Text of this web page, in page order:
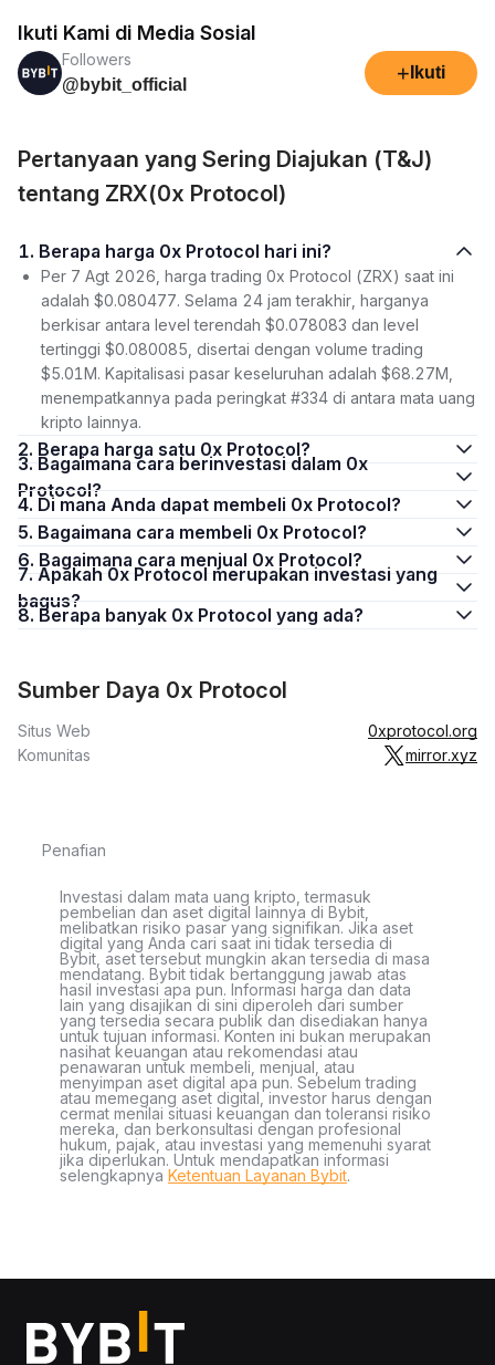
Ikuti Kami di Media Sosial
Followers
@bybit_official
+ Ikuti
Pertanyaan yang Sering Diajukan (T&J)
tentang ZRX(0x Protocol)
1. Berapa harga 0x Protocol hari ini?
Per 7 Agt 2026, harga trading 0x Protocol (ZRX) saat ini
adalah $0.080477. Selama 24 jam terakhir, harganya
berkisar antara level terendah $0.078083 dan level
tertinggi $0.080085, disertai dengan volume trading
$5.01M. Kapitalisasi pasar keseluruhan adalah $68.27M,
menempatkannya pada peringkat #334 di antara mata uang
kripto lainnya.
2. Berapa harga satu 0x Protocol?
3. Bagaimana cara berinvestasi dalam 0x
Protocol?
4. Di mana Anda dapat membeli 0x Protocol?
5. Bagaimana cara membeli 0x Protocol?
6. Bagaimana cara menjual 0x Protocol?
7. Apakah 0x Protocol merupakan investasi yang
bagus?
8. Berapa banyak 0x Protocol yang ada?
Sumber Daya 0x Protocol
Situs Web
0xprotocol.org
Komunitas
mirror.xyz
Penafian
Investasi dalam mata uang kripto, termasuk
pembelian dan aset digital lainnya di Bybit,
melibatkan risiko pasar yang signifikan. Jika aset
digital yang Anda cari saat ini tidak tersedia di
Bybit, aset tersebut mungkin akan tersedia di masa
mendatang. Bybit tidak bertanggung jawab atas
hasil investasi apa pun. Informasi harga dan data
lain yang disajikan di sini diperoleh dari sumber
yang tersedia secara publik dan disediakan hanya
untuk tujuan informasi. Konten ini bukan merupakan
nasihat keuangan atau rekomendasi atau
penawaran untuk membeli, menjual, atau
menyimpan aset digital apa pun. Sebelum trading
atau memegang aset digital, investor harus dengan
cermat menilai situasi keuangan dan toleransi risiko
mereka, dan berkonsultasi dengan profesional
hukum, pajak, atau investasi yang memenuhi syarat
jika diperlukan. Untuk mendapatkan informasi
selengkapnya Ketentuan Layanan Bybit.